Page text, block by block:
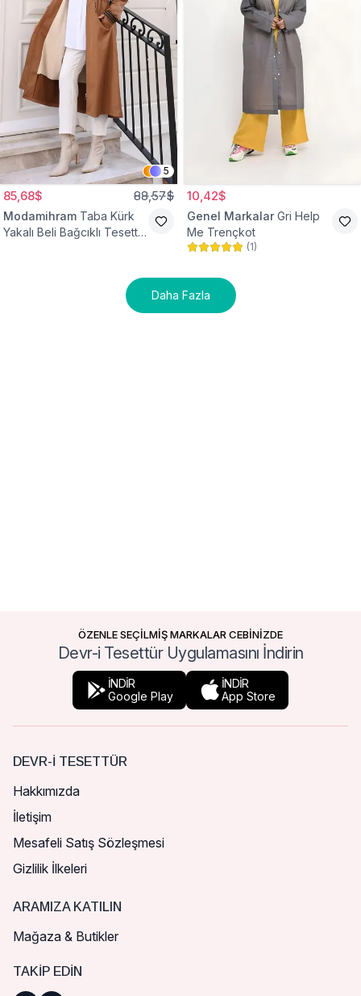
5
85,68$ 88,57$
Modamihram Taba Kürk
Yakalı Beli Bağcıklı Tesettür
10,42$
Genel Markalar Gri Help
Me Trençkot
(1)
Daha Fazla
ÖZENLE SEÇİLMİŞ MARKALAR CEBİNİZDE
Devr-i Tesettür Uygulamasını İndirin
İNDİR
Google Play
İNDİR
App Store
DEVR-I TESETTÜR
Hakkımızda
İletişim
Mesafeli Satış Sözleşmesi
Gizlilik İlkeleri
ARAMIZA KATILIN
Mağaza & Butikler
TAKIP EDIN